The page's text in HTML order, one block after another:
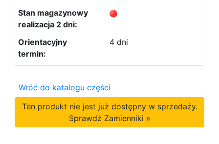
4 dni
Wróć do katalogu części
Ten produkt nie jest już dostępny w sprzedaży.
Sprawdź Zamienniki »